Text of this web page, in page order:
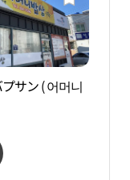
サン ( 어머니